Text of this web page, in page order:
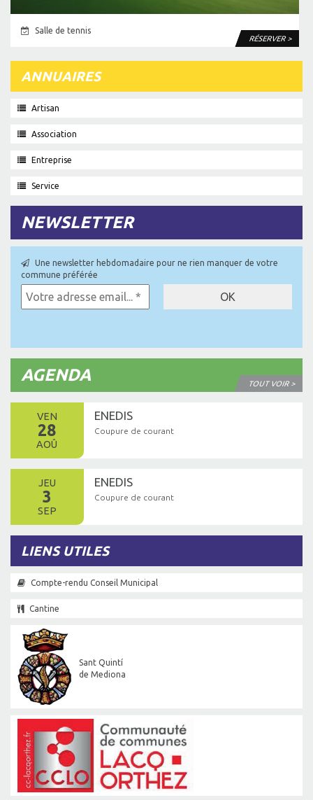
Salle de tennis
RÉSERVER >
ANNUAIRES
Artisan
Association
Entreprise
Service
NEWSLETTER
Une newsletter hebdomadaire pour ne rien manquer de votre
commune préférée
AGENDA TOUT VOIR >
VEN
28
AOÛ
ENEDIS
Coupure de courant
JEU
3
SEP
ENEDIS
Coupure de courant
LIENS UTILES
Compte-rendu Conseil Municipal
Cantine
Sant Quintí
de Mediona